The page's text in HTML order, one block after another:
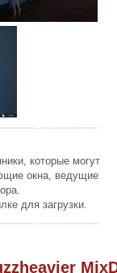
которые могут
окна, ведущие
для загрузки.